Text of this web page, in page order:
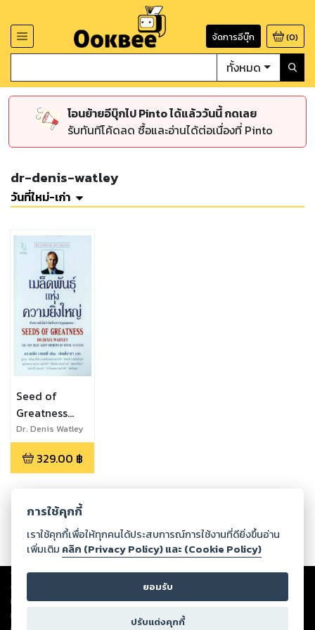
จัดการอีบุ๊ก (0)
ทั้งหมด
โอนย้ายอีบุ๊กไป Pinto ได้แล้ววันนี้ กดเลย
รับทันทีโค้ดลด ซื้อและอ่านได้ต่อเนื่องที่ Pinto
dr-denis-watley
วันที่ใหม่-เก่า
Seed of
Greatness
เมล็ดพันธุ์แห่ง
ความยิ่งใหญ่
Dr. Denis Watley
329.00 ฿
Copyright ©2026Storylog Co., Ltd. - สตอรี่ล็อกขอสงวนสิทธิ์ไม่รับผิดชอบ
ต่อผลงานหรือเนื้อหาใดที่อัปโหลดผ่านเว็บไซต์และปรากฏว่าละเมิดสิทธิใน
ทรัพย์สินทางปัญญาของบุคคลอื่นหรือขัดต่อกฎหมายและศีลธรรม ดังนั้น ผู้อ่าน
ทุกท่านโปรดใช้วิจารณญาณในการกลั่นกรองด้วยตนเอง และหากท่านพบว่าส่วน
การใช้คุกกี้
เราใช้คุกกี้เพื่อให้ทุกคนได้ประสบการณ์การใช้งานที่ดียิ่งขึ้นอ่าน
เพิ่มเติม คลิก (Privacy Policy) และ (Cookie Policy)
ยอมรับ
ปรับแต่งคุกกี้